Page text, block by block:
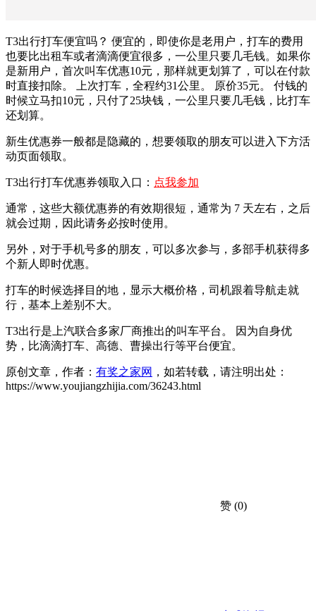
T3出行打车便宜吗？ 便宜的，即使你是老用户，打车的费用
也要比出租车或者滴滴便宜很多，一公里只要几毛钱。如果你
是新用户，首次叫车优惠10元，那样就更划算了，可以在付款
时直接扣除。 上次打车，全程约31公里。 原价35元。 付钱的
时候立马扣10元，只付了25块钱，一公里只要几毛钱，比打车
还划算。
新生优惠券一般都是隐藏的，想要领取的朋友可以进入下方活
动页面领取。
T3出行打车优惠券领取入口： 点我参加
通常，这些大额优惠券的有效期很短，通常为 7 天左右，之后
就会过期，因此请务必按时使用。
另外，对于手机号多的朋友，可以多次参与，多部手机获得多
个新人即时优惠。
打车的时候选择目的地，显示大概价格，司机跟着导航走就
行，基本上差别不大。
T3出行是上汽联合多家厂商推出的叫车平台。 因为自身优
势，比滴滴打车、高德、曹操出行等平台便宜。
原创文章，作者： 有奖之家网 ，如若转载，请注明出处：
https://www.youjiangzhijia.com/36243.html
赞 (0)